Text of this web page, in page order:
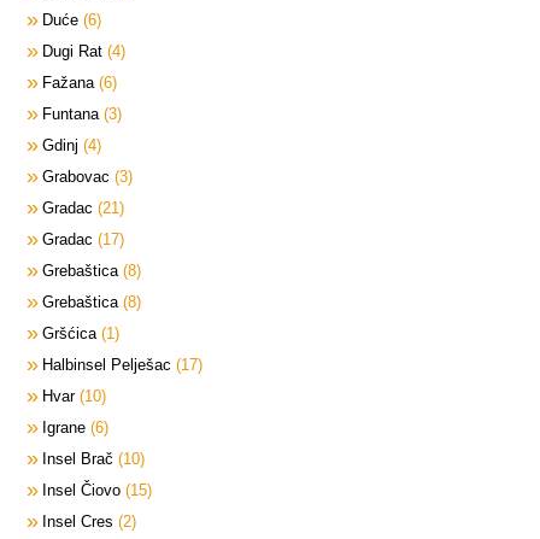
Duće 6
Dugi Rat 4
Fažana 6
Funtana 3
Gdinj 4
Grabovac 3
Gradac 21
Gradac
17
Grebaštica 8
Grebaštica 8
Gršćica 1
Halbinsel Pelješac
17
Hvar 10
Igrane 6
Insel Brač
10
Insel Čiovo 15
Insel Cres 2